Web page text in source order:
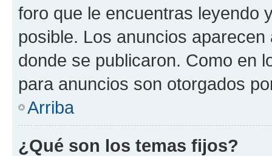
foro que le encuentras leyendo
posible. Los anuncios
donde se publicaron. Como en
para anuncios son otorgados
Arriba
¿Qué son los temas fijos?